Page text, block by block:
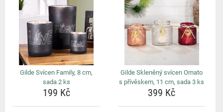
Gilde Svícen Family, 8 cm,
sada 2 ks
199 Kč
Gilde Skleněný svícen Ornato
s přívěskem, 11 cm, sada 3 ks
399 Kč